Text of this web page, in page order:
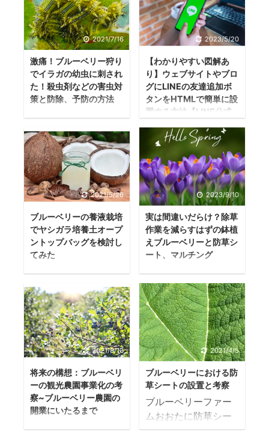
2021/7/16
激痛！ブルーベリー狩り
でイラガの幼虫に刺され
た！殺虫剤などの害虫対
策と防除、予防の方法
イラガの幼虫に刺さ
れる こんばんは！さ
きほどイラガの幼虫
にさされた茂木園長
です。 激痛の腕を気
にしながらブログを
書いています。 2021
年の7月15日、仕事を
終えブルーベリーフ
ァームおおたへ。 普
段は会社勤めなので
すでに日は落ちて、
時間は19時を回って
います。 常に手暗が
りなので、スマホの
ライトや仮設置の
LEDを付けての作業
になります。 ひと苗
ごとに圃場を回って
いくのですが、ラズ
ベリーの苗がブルー
ベリーに垂れかかっ
ているところを発見
2023/5/20
【わかりやすい図解あ
り】ウェブサイトやブロ
グにLINEの友達追加ボ
タンをHTMLで簡単に設
置する方法【LINE公式
ウェブサイトやブロ
グにLINEの友達追加
ボタンを載せたい
iPhoneやアンドロイ
ド端末だと簡単にQR
コードなどでLINEの
友達追加ができます
が、パソコンでウェ
ブサイトを作成した
ムページ制作をして
いる人はなかなかこ
の機会がなくて簡単
にできるのかな？で
きれば友達追加ボタ
ンを設置したい！ と
思っている方も多い
と思います。 そこで
今回そのお悩みを解
決します。 LINEの友
達追加ボタンを簡単
2021/5/26
ブルーベリーの養液栽培
でヤシガラ培養土オープ
ントップバッグを検討し
てみた
ヤシガラ培養土に関
して ヤシガラとは？
熱帯地方でよくみら
れるヤシの木にな
る、ヤシの実ココナ
ッツ果実の硬い殻の
繊維部分を粉砕した
ものが、ヤシガラ培
養土です。 ココピー
トやコイアピスと呼
ばれる繊維を除いた
残渣からなります。
2023/9/10
実は間違いだらけ？除草
作業を減らすはずの鉢植
えブルーベリーと防草シ
ート、マルチング
この記事を読んでほ
しい人 このブログで
は、ブルーベリー栽
培を始めて4年目にな
るプロが、ブルーベ
リー栽培の除草作業
についてまとめてい
る記事です。 これか
らブルーベリーで起
業を考えている人に
向けて発信していま
す。 ブルーベリーの
2021/8/13
将来の構想：ブルーベリ
ーの観光農園事業化の考
察~ブルーベリー農園の
開業にいたるまで
将来の構想：ブルー
2021/4/5
ブルーベリーにおける防
草シートの設置と考察
ブルーベリーファー
ムおおたに防草シー
トを張る 防草シート